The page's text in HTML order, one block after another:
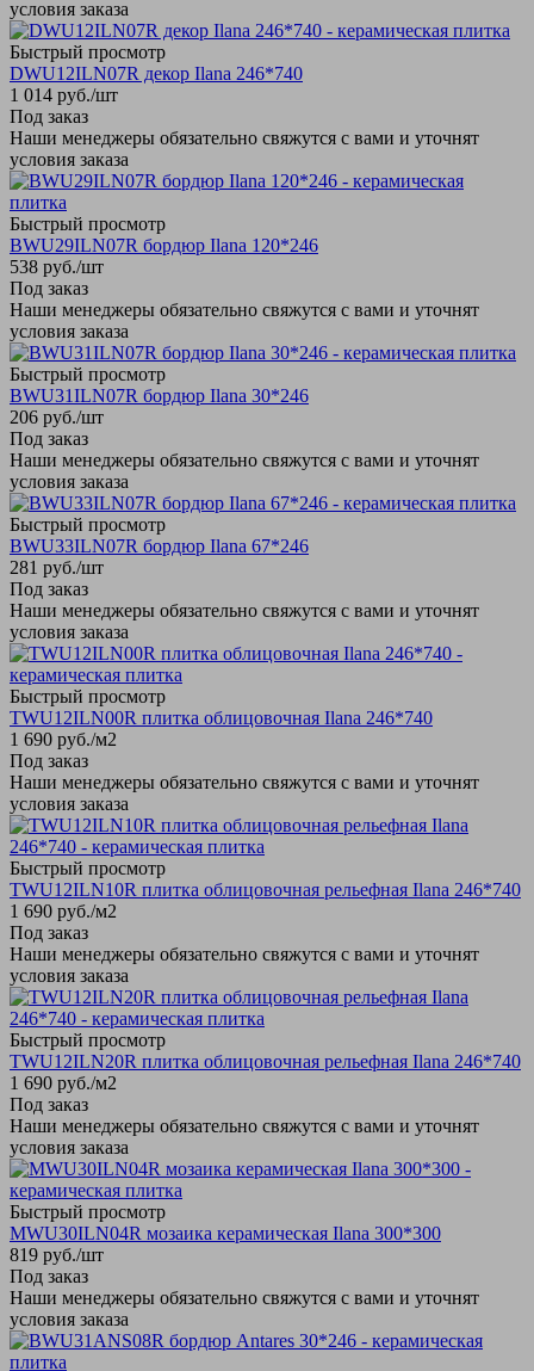
условия заказа
Быстрый просмотр
DWU12ILN07R декор Ilana 246*740
1 014 руб./шт
Под заказ
Наши менеджеры обязательно свяжутся с вами и уточнят
условия заказа
Быстрый просмотр
BWU29ILN07R бордюр Ilana 120*246
538 руб./шт
Под заказ
Наши менеджеры обязательно свяжутся с вами и уточнят
условия заказа
Быстрый просмотр
BWU31ILN07R бордюр Ilana 30*246
206 руб./шт
Под заказ
Наши менеджеры обязательно свяжутся с вами и уточнят
условия заказа
Быстрый просмотр
BWU33ILN07R бордюр Ilana 67*246
281 руб./шт
Под заказ
Наши менеджеры обязательно свяжутся с вами и уточнят
условия заказа
Быстрый просмотр
TWU12ILN00R плитка облицовочная Ilana 246*740
1 690 руб./м2
Под заказ
Наши менеджеры обязательно свяжутся с вами и уточнят
условия заказа
Быстрый просмотр
TWU12ILN10R плитка облицовочная рельефная Ilana 246*740
1 690 руб./м2
Под заказ
Наши менеджеры обязательно свяжутся с вами и уточнят
условия заказа
Быстрый просмотр
TWU12ILN20R плитка облицовочная рельефная Ilana 246*740
1 690 руб./м2
Под заказ
Наши менеджеры обязательно свяжутся с вами и уточнят
условия заказа
Быстрый просмотр
MWU30ILN04R мозаика керамическая Ilana 300*300
819 руб./шт
Под заказ
Наши менеджеры обязательно свяжутся с вами и уточнят
условия заказа